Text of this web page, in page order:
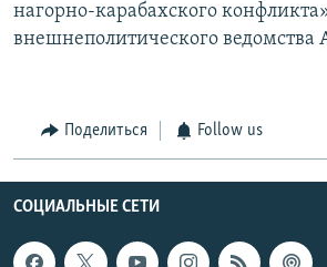
нагорно-карабахского
внешнеполитического
Поделиться Follow us
СОЦИАЛЬНЫЕ СЕТИ